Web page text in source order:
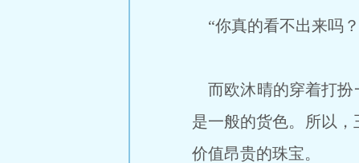
“你真的看不出来吗？
而欧沐晴的穿着打扮
是一般的货色。所以
价值昂贵的珠宝。